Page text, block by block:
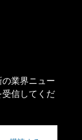
業界ニュー
信してくだ